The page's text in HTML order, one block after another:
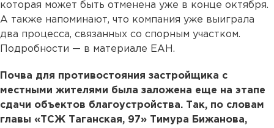
которая может быть отменена уже в конце октября.
А также напоминают, что компания уже выиграла
два процесса, связанных со спорным участком.
Подробности — в материале ЕАН.
Почва для противостояния застройщика с
местными жителями была заложена еще на этапе
сдачи объектов благоустройства. Так, по словам
главы «ТСЖ Таганская, 97» Тимура Бижанова,